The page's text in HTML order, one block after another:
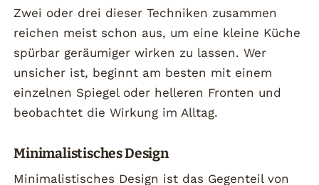
Zwei oder drei dieser Techniken zusammen
reichen meist schon aus, um eine kleine Küche
spürbar geräumiger wirken zu lassen. Wer
unsicher ist, beginnt am besten mit einem
einzelnen Spiegel oder helleren Fronten und
beobachtet die Wirkung im Alltag.
Minimalistisches Design
Minimalistisches Design ist das Gegenteil von